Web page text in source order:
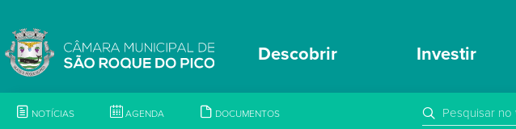
Descobrir Investir
NOTÍCIAS AGENDA DOCUMENTOS